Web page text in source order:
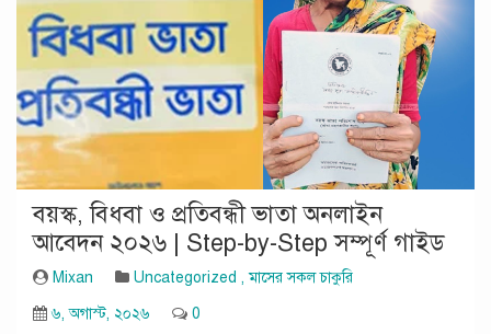
বয়স্ক, বিধবা ও প্রতিবন্ধী ভাতা অনলাইন
আবেদন ২০২৬ | Step-by-Step সম্পূর্ণ গাইড
Mixan Uncategorized ,মাসের সকল চাকুরি
৬, অগাস্ট, ২০২৬
0